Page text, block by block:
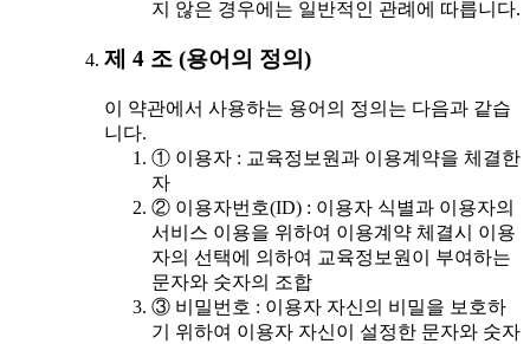
지 않은 경우에는 일반적인 관례에 따릅니다.
제 4 조 (용어의 정의)
이 약관에서 사용하는 용어의 정의는 다음과 같습
니다.
① 이용자 : 교육정보원과 이용계약을 체결한
자
② 이용자번호(ID) : 이용자 식별과 이용자의
서비스 이용을 위하여 이용계약 체결시 이용
자의 선택에 의하여 교육정보원이 부여하는
문자와 숫자의 조합
③ 비밀번호 : 이용자 자신의 비밀을 보호하
기 위하여 이용자 자신이 설정한 문자와 숫자